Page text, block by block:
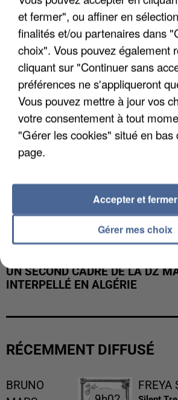
L’UN DES FONDATEURS
MAFIA INTERPELLÉ EN ALGÉRIE
UN SECOND CADRE DE LA DZ
INTERPELLÉ EN ALGÉRIE
RÉCEMMENT DIFFUSÉ
BRUNO
FREYA
et fermer", ou affiner en
finalités et/ou partenaires dans
choix". Vous pouvez également
cliquant sur "Continuer sans
préférences ne s'appliqueront
Vous pouvez mettre à jour vos
votre consentement à tout
"Gérer les cookies" situé en bas
page.
Gérer mes choix
Accepter et fermer